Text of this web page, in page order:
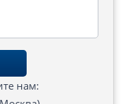
нам: